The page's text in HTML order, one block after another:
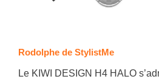
Rodolphe de StylistMe
Le KIWI DESIGN H4 HALO